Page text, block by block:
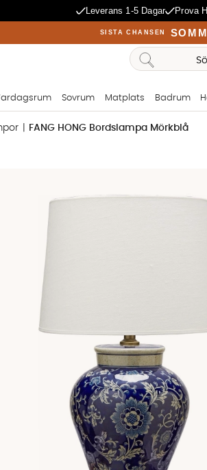
Leverans 1-5 Dagar Prova
SISTA CHANSEN
Sovrum Matplats Badrum
FANG HONG Bordslampa Mörkblå